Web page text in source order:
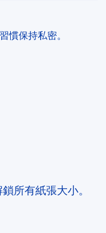
慣保持私密。
所有紙張大小。